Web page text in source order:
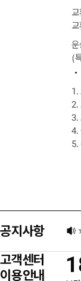
운
(
1.
2.
3.
4.
5.
공지사항
고객센터
이용안내